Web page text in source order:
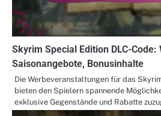
Skyrim Special Edition DLC-Code:
Saisonangebote, Bonusinhalte
Die Werbeveranstaltungen für das
bieten den Spielern spannende
exklusive Gegenstände und Rabatte